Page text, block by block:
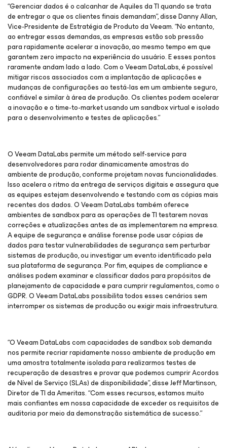
“Gerenciar dados é o calcanhar de Aquiles da TI quando se trata
de entregar o que os clientes finais demandam”, disse Danny Allan,
Vice-Presidente de Estratégia de Produto da Veeam. “No entanto,
ao entregar essas demandas, as empresas estão sob pressão
para rapidamente acelerar a inovação, ao mesmo tempo em que
garantem zero impacto na experiência do usuário. E esses pontos
raramente andam lado a lado. Com o Veeam DataLabs, é possível
mitigar riscos associados com a implantação de aplicações e
mudanças de configurações ao testá-las em um ambiente seguro,
confiável e similar à área de produção. Os clientes podem acelerar
a inovação e o time-to-market usando um sandbox virtual e isolado
para o desenvolvimento e testes de aplicações.”
O Veeam DataLabs permite um método self-service para
desenvolvedores para rodar dinamicamente amostras do
ambiente de produção, conforme projetam novas funcionalidades.
Isso acelera o ritmo da entrega de serviços digitais e assegura que
as equipes estejam desenvolvendo e testando com as cópias mais
recentes dos dados. O Veeam DataLabs também oferece
ambientes de sandbox para as operações de TI testarem novas
correções e atualizações antes de as implementarem na empresa.
A equipe de segurança e análise forense pode usar cópias de
dados para testar vulnerabilidades de segurança sem perturbar
sistemas de produção, ou investigar um evento identificado pela
sua plataforma de segurança. Por fim, equipes de compliance e
análises podem examinar e classificar dados para propósitos de
planejamento de capacidade e para cumprir regulamentos, como o
GDPR. O Veeam DataLabs possibilita todos esses cenários sem
interromper os sistemas de produção ou exigir mais infraestrutura.
“O Veeam DataLabs com capacidades de sandbox sob demanda
nos permite recriar rapidamente nosso ambiente de produção em
uma amostra totalmente isolada para realizarmos testes de
recuperação de desastres e provar que podemos cumprir Acordos
de Nível de Serviço (SLAs) de disponibilidade”, disse Jeff Martinson,
Diretor de TI da Ameritas. “Com esses recursos, estamos muito
mais confiantes em nossa capacidade de exceder os requisitos de
auditoria por meio da demonstração sistemática de sucesso.”